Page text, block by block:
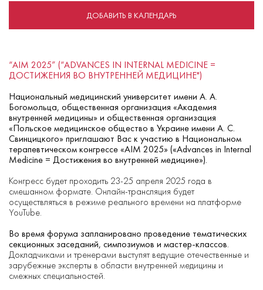
ДОБАВИТЬ В КАЛЕНДАРЬ
“AIM 2025” (“ADVANCES IN INTERNAL MEDICINE =
ДОСТИЖЕНИЯ ВО ВНУТРЕННЕЙ МЕДИЦИНЕ")
Национальный медицинский университет имени А. А.
Богомольца, общественная организация «Академия
внутренней медицины» и общественная организация
«Польское медицинское общество в Украине имени А. С.
Свинцицкого» приглашают Вас к участию в Национальном
терапевтическом конгрессе «AIM 2025» («Advances in Internal
Medicine = Достижения во внутренней медицине»).
Конгресс будет проходить 23-25 апреля 2025 года в
смешанном формате. Онлайн-трансляция будет
осуществляться в режиме реального времени на платформе
YouTube.
Во время форума запланировано проведение тематических
секционных заседаний, симпозиумов и мастер-классов.
Докладчиками и тренерами выступят ведущие отечественные и
зарубежные эксперты в области внутренней медицины и
смежных специальностей.